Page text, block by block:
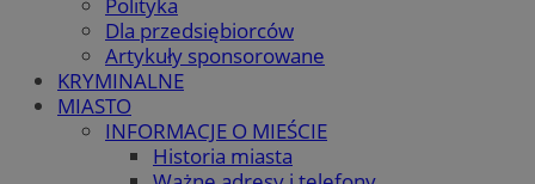
Dla przedsiębiorców
Artykuły sponsorowane
KRYMINALNE
MIASTO
INFORMACJE O MIEŚCIE
Historia miasta